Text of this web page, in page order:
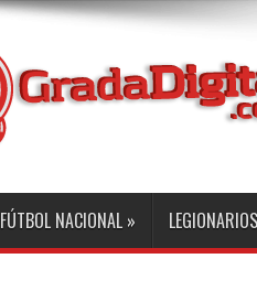
FÚTBOL NACIONAL » LEGIONARIOS